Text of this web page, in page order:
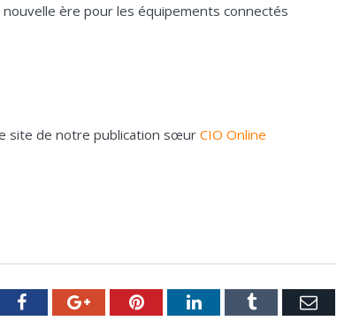
ère pour les équipements connectés
site de notre publication sœur CIO Online
FacebookGoogle+PinterestLinkedInTumblr Email